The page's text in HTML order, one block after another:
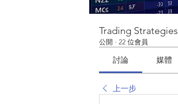
Trading Strategies
公開 · 22 位會員
討論 媒體
上一步